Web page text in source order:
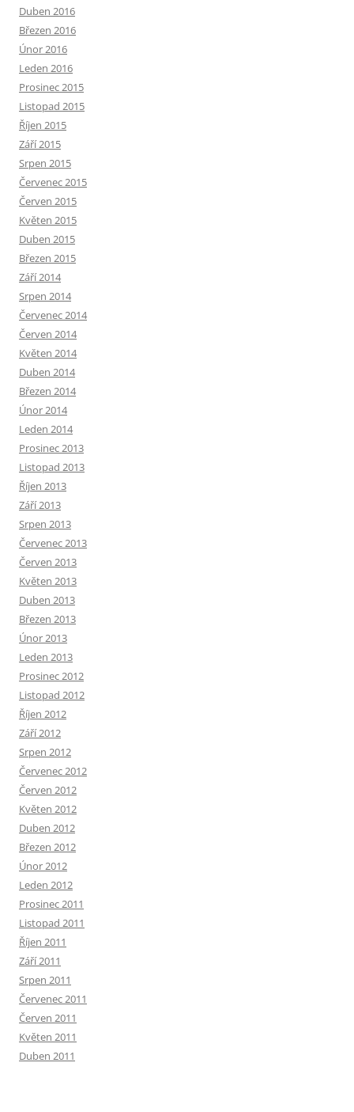
Duben 2016
Březen 2016
Únor 2016
Leden 2016
Prosinec 2015
Listopad 2015
Říjen 2015
Září 2015
Srpen 2015
Červenec 2015
Červen 2015
Květen 2015
Duben 2015
Březen 2015
Září 2014
Srpen 2014
Červenec 2014
Červen 2014
Květen 2014
Duben 2014
Březen 2014
Únor 2014
Leden 2014
Prosinec 2013
Listopad 2013
Říjen 2013
Září 2013
Srpen 2013
Červenec 2013
Červen 2013
Květen 2013
Duben 2013
Březen 2013
Únor 2013
Leden 2013
Prosinec 2012
Listopad 2012
Říjen 2012
Září 2012
Srpen 2012
Červenec 2012
Červen 2012
Květen 2012
Duben 2012
Březen 2012
Únor 2012
Leden 2012
Prosinec 2011
Listopad 2011
Říjen 2011
Září 2011
Srpen 2011
Červenec 2011
Červen 2011
Květen 2011
Duben 2011